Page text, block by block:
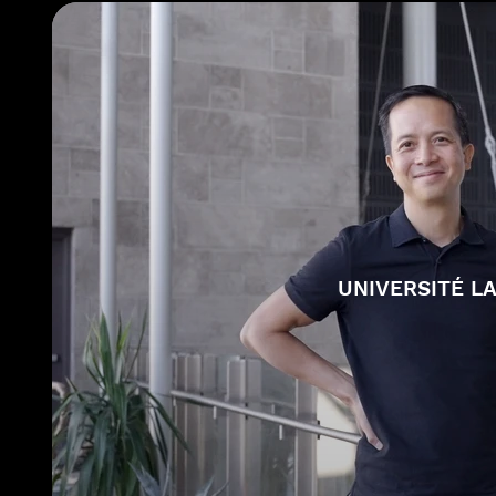
UNIVERSITÉ